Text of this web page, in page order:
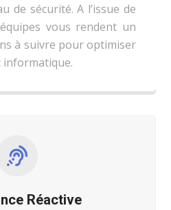
de sécurité. A l’issue de
vous rendent un
à suivre pour optimiser
informatique.
Réactive